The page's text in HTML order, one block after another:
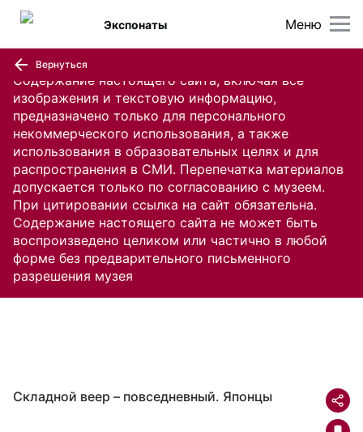
Содержание настоящего сайта, включая все
изображения и текстовую информацию,
предназначено только для персонального
некоммерческого использования, а также
использования в образовательных целях и для
распространения в СМИ. Перепечатка материалов
допускается только по согласованию с музеем.
При цитировании ссылка на сайт обязательна.
Содержание настоящего сайта не может быть
воспроизведено целиком или частично в любой
форме без предварительного письменного
разрешения музея
Меню
Экспонаты
Вернуться
Складной веер – повседневный. Японцы